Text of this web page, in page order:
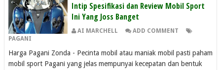
Intip Spesifikasi dan Review Mobil Sport
Ini Yang Joss Banget
AI MARCHELL
ADD COMMENT
PAGANI
Harga Pagani Zonda - Pecinta mobil atau maniak mobil pasti paham
mobil sport Pagani yang jelas mempunyai kecepatan dan bentuk